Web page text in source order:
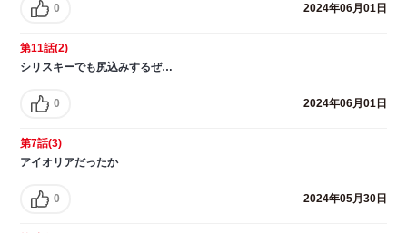
0 2024年06月01日
第11話(2)
シリスキーでも尻込みするぜ…
0 2024年06月01日
第7話(3)
アイオリアだったか
0 2024年05月30日